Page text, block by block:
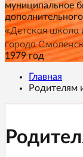
муниципальное
«Детская
города
1979 год
Главная
Родителям